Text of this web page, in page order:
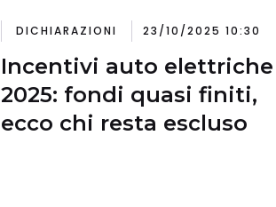
DICHIARAZIONI 23/10/2025 10:30
Incentivi auto elettriche
2025: fondi quasi finiti,
ecco chi resta escluso